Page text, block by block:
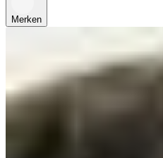
Merken